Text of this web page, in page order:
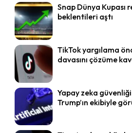
Snap Dünya Kupası
beklentileri aştı
TikTok yargılama
davasını çözüme
Yapay zeka
Trump’ın ekibiyle